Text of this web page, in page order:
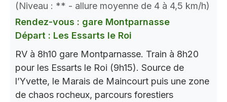
(Niveau : ** - allure moyenne de 4 à 4,5 km/h)
Rendez-vous : gare Montparnasse
Départ : Les Essarts le Roi
RV à 8h10 gare Montparnasse. Train à 8h20
pour les Essarts le Roi (9h15). Source de
l’Yvette, le Marais de Maincourt puis une zone
de chaos rocheux, parcours forestiers